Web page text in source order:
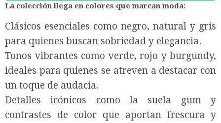
La colección llega en colores que marcan moda:
Clásicos esenciales como negro, natural y gris
para quienes buscan sobriedad y elegancia.
Tonos vibrantes como verde, rojo y burgundy,
ideales para quienes se atreven a destacar con
un toque de audacia.
Detalles icónicos como la suela gum y
contrastes de color que aportan frescura y